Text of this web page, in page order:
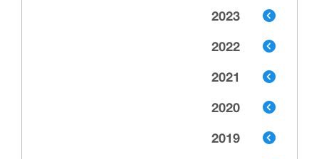
2023
2022
2021
2020
2019